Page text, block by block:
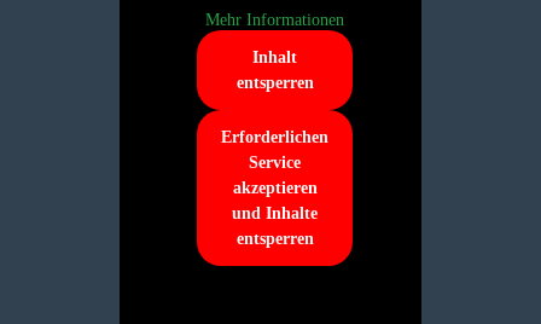
Mehr Informationen
Inhalt
entsperren
Erforderlichen
Service
akzeptieren
und Inhalte
entsperren